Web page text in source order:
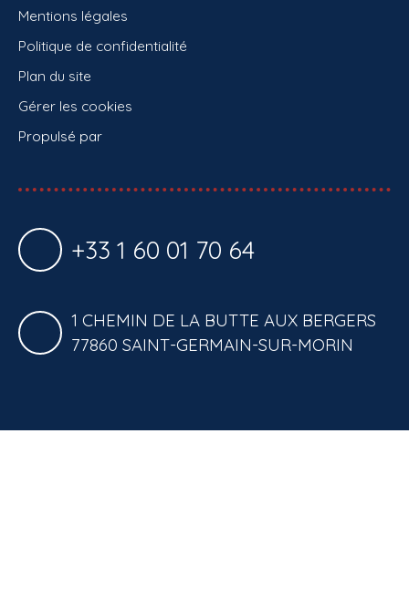
Mentions légales
Politique de confidentialité
Plan du site
Gérer les cookies
Propulsé par
+33 1 60 01 70 64
1 CHEMIN DE LA BUTTE AUX BERGERS
77860 SAINT-GERMAIN-SUR-MORIN